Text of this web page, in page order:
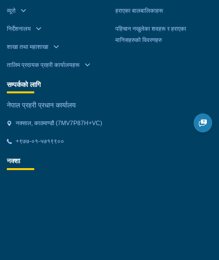
व्यूरो
निर्देशनालय
शाखा तथा महाशाखा
तालिम प्रदायक प्रहरी कार्यालयहरू
हराएका बालबालिकाहरू
पहिचान नखुलेका शवहरू र हराएका
मानिसहरुको विवरणहरु
सम्पर्कको लागि
नेपाल प्रहरी प्रधान कार्यालय
नक्साल, काठमाण्डौ (7MV7P87H+VC)
+९७७-०१-५७१९९००
नक्शा